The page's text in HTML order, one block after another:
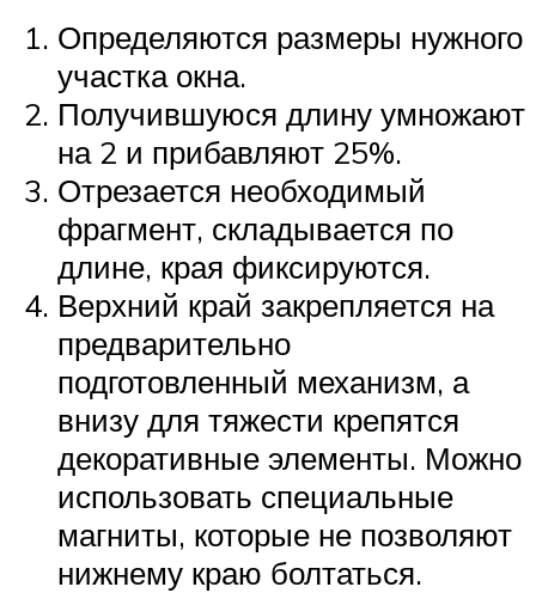
Определяются размеры нужного
участка окна.
Получившуюся длину умножают
на 2 и прибавляют 25%.
Отрезается необходимый
фрагмент, складывается по
длине, края фиксируются.
Верхний край закрепляется на
предварительно
подготовленный механизм, а
внизу для тяжести крепятся
декоративные элементы. Можно
использовать специальные
магниты, которые не позволяют
нижнему краю болтаться.